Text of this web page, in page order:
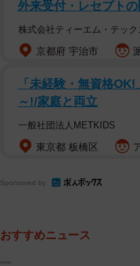
記者のＬＩＮ
「郵便局［ｅお届け通知
ありました」。１０月中
からメッセージが届いた
持って来てくれた配達員
外来受付・レセプト
株式会社ティーエム・テック
京都府 宇治市
「未経験・無資格
～!/家庭と両立
一般社団法人METKIDS
東京都 板橋区
Sponsored by
おすすめニュース